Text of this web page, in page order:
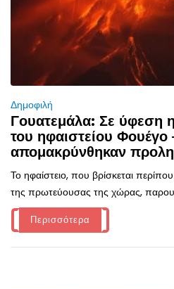
Δημοφιλή
Γουατεμάλα: Σε ύφεση
του ηφαιστείου
απομακρύνθηκαν
Το ηφαίστειο, που βρίσκεται
της πρωτεύουσας της χώρας,
Περισσότερα